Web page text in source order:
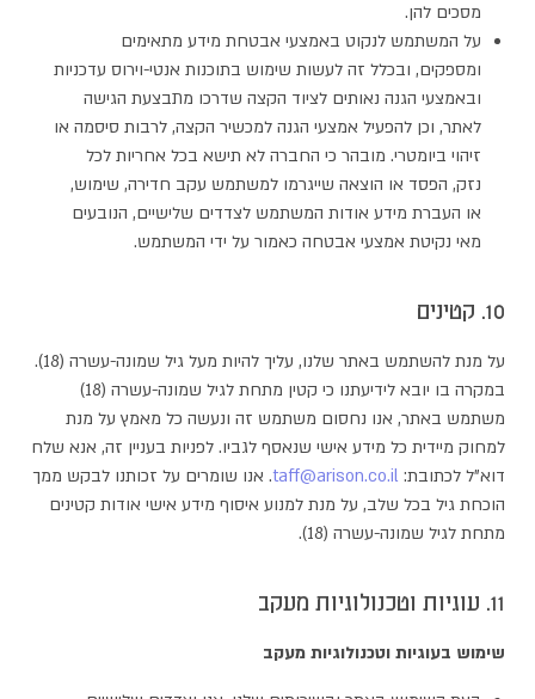
מסכים להן.
על המשתמש לנקוט באמצעי אבטחת מידע מתאימים
ומספקים, ובכלל זה לעשות שימוש בתוכנות אנטי-וירוס עדכניות
ובאמצעי הגנה נאותים לציוד הקצה שדרכו מתבצעת הגישה
לאתר, וכן להפעיל אמצעי הגנה למכשיר הקצה, לרבות סיסמה או
זיהוי ביומטרי. מובהר כי החברה לא תישא בכל אחריות לכל
נזק, הפסד או הוצאה שייגרמו למשתמש עקב חדירה, שימוש,
או העברת מידע אודות המשתמש לצדדים שלישיים, הנובעים
מאי נקיטת אמצעי אבטחה כאמור על ידי המשתמש.
10. קטינים
על מנת להשתמש באתר שלנו, עליך להיות מעל גיל שמונה-עשרה (18).
במקרה בו יובא לידיעתנו כי קטין מתחת לגיל שמונה-עשרה (18)
משתמש באתר, אנו נחסום משתמש זה ונעשה כל מאמץ על מנת
למחוק מיידית כל מידע אישי שנאסף לגביו. לפניות בעניין זה, אנא שלח
דוא"ל לכתובת: taff@arison.co.il. אנו שומרים על זכותנו לבקש ממך
הוכחת גיל בכל שלב, על מנת למנוע איסוף מידע אישי אודות קטינים
מתחת לגיל שמונה-עשרה (18).
11. עוגיות וטכנולוגיות מעקב
שימוש בעוגיות וטכנולוגיות מעקב